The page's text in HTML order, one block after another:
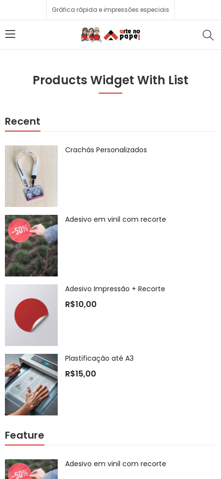
Gráfica rápida e impressões especiais
Products Widget With List
Recent
Crachás Personalizados
Adesivo em vinil com recorte
Adesivo Impressão + Recorte
R$10,00
Plastificação até A3
R$15,00
Feature
Adesivo em vinil com recorte